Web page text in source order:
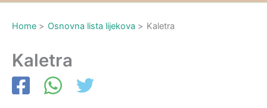
Home Osnovna lista lijekova Kaletra
Kaletra